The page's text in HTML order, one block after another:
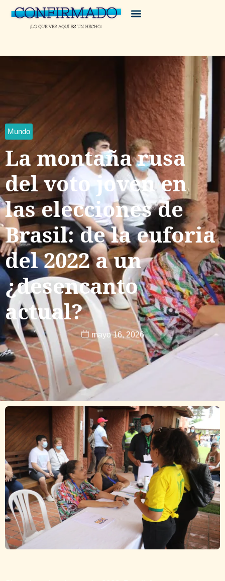
Mundo
La montaña rusa
del voto joven en
las elecciones de
Brasil: de la euforia
del 2022 a un
¿desencanto
actual?
mayo 16, 2026